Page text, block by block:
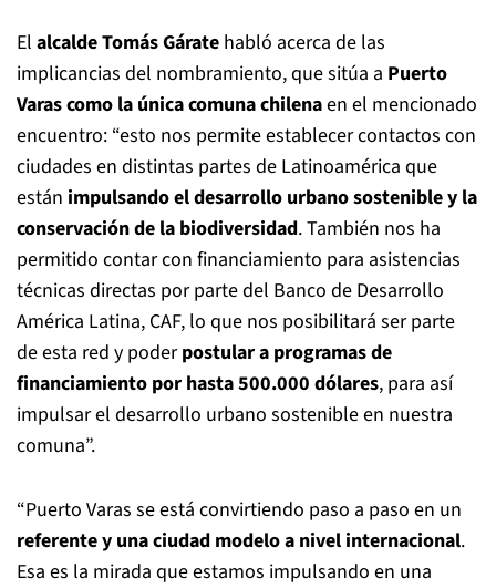
El alcalde Tomás Gárate habló acerca de las
implicancias del nombramiento, que sitúa a Puerto
Varas como la única comuna chilenaen el mencionado
encuentro: “esto nos permite establecer contactos con
ciudades en distintas partes de Latinoamérica que
están impulsando el desarrollo urbano sostenible y la
conservación de la biodiversidad. También nos ha
permitido contar con financiamiento para asistencias
técnicas directas por parte del Banco de Desarrollo
América Latina, CAF, lo que nos posibilitará ser parte
de esta red y poderpostular a programas de
financiamiento por hasta 500.000 dólares, para así
impulsar el desarrollo urbano sostenible en nuestra
comuna”.
“Puerto Varas se está convirtiendo paso a paso en un
referente y una ciudad modelo a nivel internacional.
Esa es la mirada que estamos impulsando en una